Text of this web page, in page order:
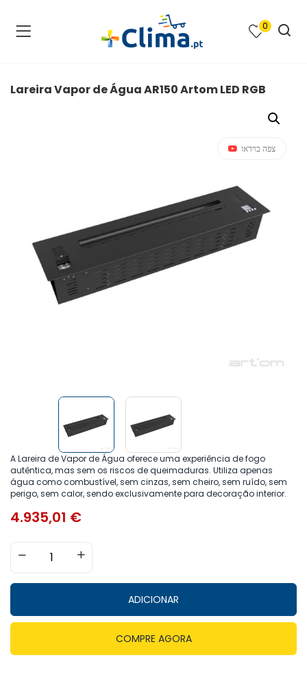
e Climatização )
0
Lareira Vapor de Água AR150 Artom LED RGB
צפה בוידאו
A Lareira de Vapor de Água oferece uma experiência de fogo
autêntica, mas sem os riscos de queimaduras. Utiliza apenas
água como combustível, sem cinzas, sem cheiro, sem ruído, sem
perigo, sem calor, sendo exclusivamente para decoração interior.
4.935,01 €
ADICIONAR
COMPRE AGORA